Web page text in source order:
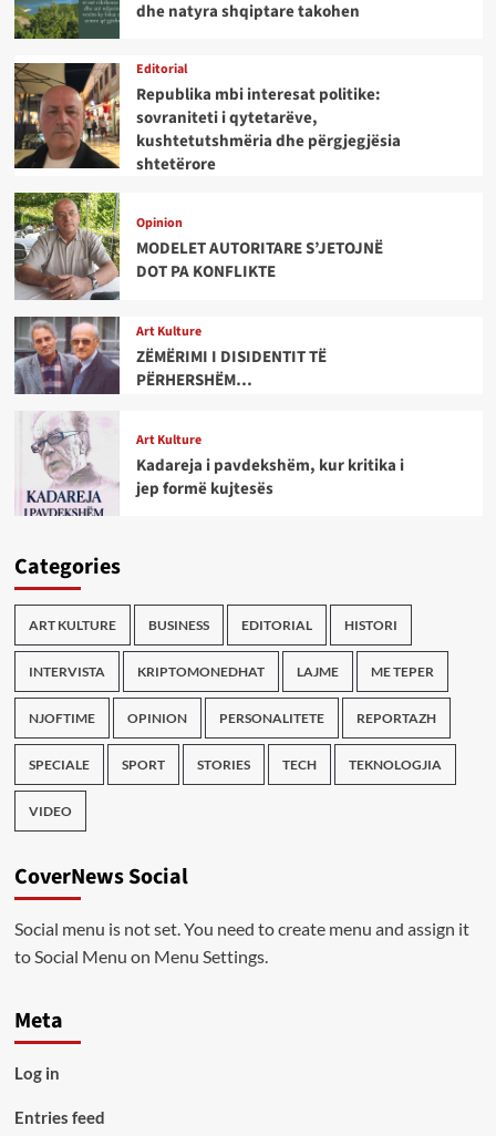
dhe natyra shqiptare takohen
Editorial
Republika mbi interesat politike:
sovraniteti i qytetarëve,
kushtetutshmëria dhe përgjegjësia
shtetërore
Opinion
MODELET AUTORITARE S’JETOJNË
DOT PA KONFLIKTE
Art Kulture
ZËMËRIMI I DISIDENTIT TË
PËRHERSHËM…
Art Kulture
Kadareja i pavdekshëm, kur kritika i
jep formë kujtesës
Categories
ART KULTURE BUSINESS EDITORIAL HISTORI
INTERVISTA KRIPTOMONEDHAT LAJME ME TEPER
NJOFTIME OPINION PERSONALITETE REPORTAZH
SPECIALE SPORT STORIES TECH TEKNOLOGJIA
VIDEO
CoverNews Social
Social menu is not set. You need to create menu and assign it
to Social Menu on Menu Settings.
Meta
Log in
Entries feed